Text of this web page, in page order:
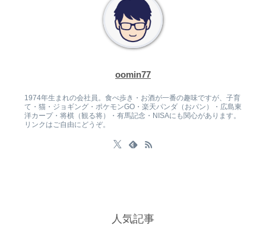
oomin77
1974年生まれの会社員。食べ歩き・お酒が一番の趣味ですが、子育
て・猫・ジョギング・ポケモンGO・楽天パンダ（おパン）・広島東
洋カープ・将棋（観る将）・有馬記念・NISAにも関心があります。
リンクはご自由にどうぞ。
人気記事